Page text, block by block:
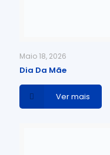
Maio 18, 2026
Dia Da Mãe
Ver mais